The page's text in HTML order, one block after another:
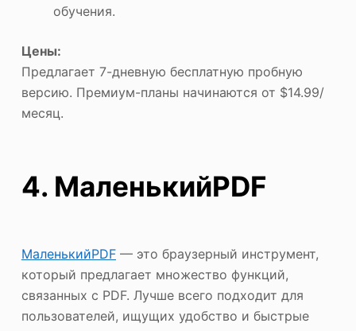
обучения.
Цены:
Предлагает 7-дневную бесплатную пробную
версию. Премиум-планы начинаются от $14.99/
месяц.
4. МаленькийPDF
МаленькийPDF— это браузерный инструмент,
который предлагает множество функций,
связанных с PDF. Лучше всего подходит для
пользователей, ищущих удобство и быстрые